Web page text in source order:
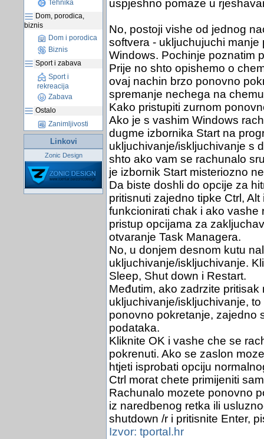
Tehnika
Dom, porodica,
biznis
Dom i porodica
Biznis
Sport i zabava
Sport i
rekreacija
Zabava
Ostalo
Zanimljivosti
Linkovi
Zonic Design
uspjeshno pomaze u
No, postoji vishe od jednog
softvera - ukljuchujuchi
Windows. Pochinje poznatim
Prije no shto opishemo o
ovaj nachin brzo ponovno
spremanje nechega na
Kako pristupiti zurnom
Ako je s vashim Windows
dugme izbornika Start na
ukljuchivanje/iskljuchivanje s
shto ako vam se rachunalo
je izbornik Start misteriozno
Da biste doshli do opcije za
pritisnuti zajedno tipke Ctrl,
funkcionirati chak i ako vashe
pristup opcijama za
otvaranje Task Managera.
No, u donjem desnom kutu
ukljuchivanje/iskljuchivanje.
Sleep, Shut down i Restart.
Međutim, ako zadrzite
ukljuchivanje/iskljuchivanje,
ponovno pokretanje, zajedno
podataka.
Kliknite OK i vashe che se
pokrenuti. Ako se zaslon
htjeti isprobati opciju
Ctrl morat chete primijeniti
Rachunalo mozete ponovno
iz naredbenog retka ili
shutdown /r i pritisnite Enter,
Izvor: tportal.hr